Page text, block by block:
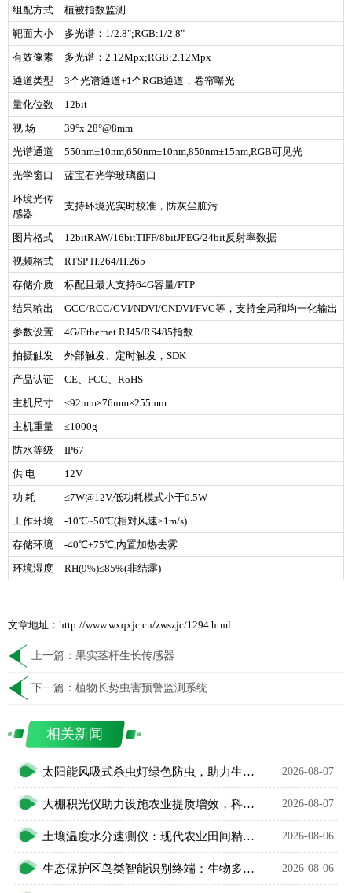
组配方式
植被指数监测
靶面大小
多光谱：1/2.8";RGB:1/2.8"
有效像素
多光谱：2.12Mpx;RGB:2.12Mpx
通道类型
3个光谱通道+1个RGB通道，卷帘曝光
量化位数
12bit
视 场
39°x 28°@8mm
光谱通道
550nm±10nm,650nm±10nm,850nm±15nm,RGB可见光
光学窗口
蓝宝石光学玻璃窗口
环境光传
感器
支持环境光实时校准，防灰尘脏污
图片格式
12bitRAW/16bitTIFF/8bitJPEG/24bit反射率数据
视频格式
RTSP H.264/H.265
存储介质
标配且最大支持64G容量/FTP
结果输出
GCC/RCC/GVI/NDVI/GNDVI/FVC等，支持全局和均一化输出
参数设置
4G/Ethernet RJ45/RS485指数
拍摄触发
外部触发、定时触发，SDK
产品认证
CE、FCC、RoHS
主机尺寸
≤92mm×76mm×255mm
主机重量
≤1000g
防水等级
IP67
供 电
12V
功 耗
≤7W@12V,低功耗模式小于0.5W
工作环境
-10℃~50℃(相对风速≥1m/s)
存储环境
-40℃+75℃,内置加热去雾
环境湿度
RH(9%)≤85%(非结露)
文章地址：http://www.wxqxjc.cn/zwszjc/1294.html
上一篇： 果实茎杆生长传感器
下一篇： 植物长势虫害预警监测系统
相关新闻
太阳能风吸式杀虫灯绿色防虫，助力生态农业无公害种植 2026-08-07
大棚积光仪助力设施农业提质增效，科学把控作物光照环境 2026-08-07
土壤温度水分速测仪：现代农业田间精细化管护智能利器 2026-08-06
生态保护区鸟类智能识别终端：生物多样性保护智能监测设备 2026-08-06